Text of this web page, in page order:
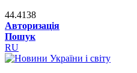
44.4138
Авторизація
Пошук
RU